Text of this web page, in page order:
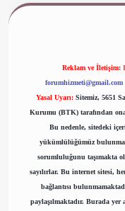
Reklam ve İletişim:
forumhizmeti@gmail.com
Yasal Uyarı: Sitemiz, 5651
Kurumu (BTK) tarafından
Bu nedenle, sitedeki
yükümlülüğümüz
sorumluluğunu taşımakta
sayılırlar. Bu internet sitesi,
bağlantısı
paylaşılmaktadır. Burada yer